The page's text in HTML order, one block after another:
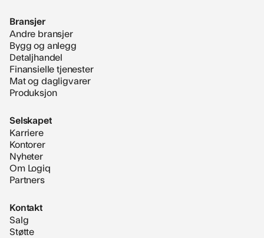
Bransjer
Andre bransjer
Bygg og anlegg
Detaljhandel
Finansielle tjenester
Mat og dagligvarer
Produksjon
Selskapet
Karriere
Kontorer
Nyheter
Om Logiq
Partners
Kontakt
Salg
Støtte